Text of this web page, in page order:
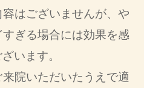
はございませんが、や
ぎる場合には効果を感
います。
院いただいたうえで適